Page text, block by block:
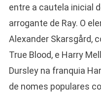
entre a cautela inicial
arrogante de Ray. O
Alexander Skarsgård,
True Blood, e Harry
Dursley na franquia
de nomes populares